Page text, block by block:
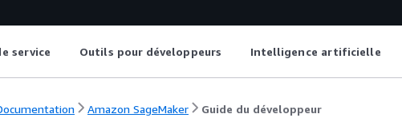
service Outils pour développeurs Intelligence artificielle
Amazon SageMaker Guide du développeur